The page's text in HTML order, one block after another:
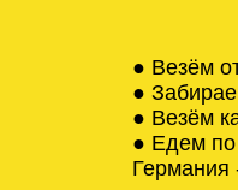
● Везём
●
● Везём
● Едем
Германия